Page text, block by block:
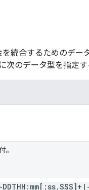
統合するためのデー
のデータ型を指定す
。
DDTHH:mm[:ss.SSS]+ |